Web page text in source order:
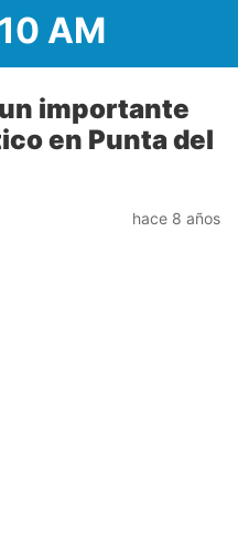
AM
importante
en Punta del
hace 8 años